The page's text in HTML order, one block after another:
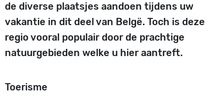
de diverse plaatsjes aandoen tijdens uw
vakantie in dit deel van Belgë. Toch is deze
regio vooral populair door de prachtige
natuurgebieden welke u hier aantreft.
Toerisme